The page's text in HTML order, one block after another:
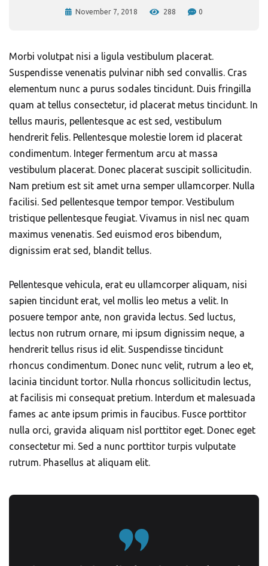
November 7, 2018 288 0
Morbi volutpat nisi a ligula vestibulum placerat.
Suspendisse venenatis pulvinar nibh sed convallis. Cras
elementum nunc a purus sodales tincidunt. Duis fringilla
quam at tellus consectetur, id placerat metus tincidunt. In
tellus mauris, pellentesque ac est sed, vestibulum
hendrerit felis. Pellentesque molestie lorem id placerat
condimentum. Integer fermentum arcu at massa
vestibulum placerat. Donec placerat suscipit sollicitudin.
Nam pretium est sit amet urna semper ullamcorper. Nulla
facilisi. Sed pellentesque tempor tempor. Vestibulum
tristique pellentesque feugiat. Vivamus in nisl nec quam
maximus venenatis. Sed euismod eros bibendum,
dignissim erat sed, blandit tellus.
Pellentesque vehicula, erat eu ullamcorper aliquam, nisi
sapien tincidunt erat, vel mollis leo metus a velit. In
posuere tempor ante, non gravida lectus. Sed luctus,
lectus non rutrum ornare, mi ipsum dignissim neque, a
hendrerit tellus risus id elit. Suspendisse tincidunt
rhoncus condimentum. Donec nunc velit, rutrum a leo et,
lacinia tincidunt tortor. Nulla rhoncus sollicitudin lectus,
at facilisis mi consequat pretium. Interdum et malesuada
fames ac ante ipsum primis in faucibus. Fusce porttitor
nulla orci, gravida aliquam nisl porttitor eget. Donec eget
consectetur mi. Sed a nunc porttitor turpis vulputate
rutrum. Phasellus at aliquam elit.